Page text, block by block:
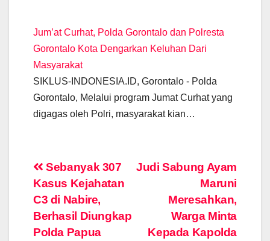
Jum’at Curhat, Polda Gorontalo dan Polresta
Gorontalo Kota Dengarkan Keluhan Dari
Masyarakat
SIKLUS-INDONESIA.ID, Gorontalo - Polda
Gorontalo, Melalui program Jumat Curhat yang
digagas oleh Polri, masyarakat kian…
Post
navigation
Judi Sabung Ayam
Maruni
Meresahkan,
Warga Minta
Kepada Kapolda
Sebanyak 307
Kasus Kejahatan
C3 di Nabire,
Berhasil Diungkap
Polda Papua